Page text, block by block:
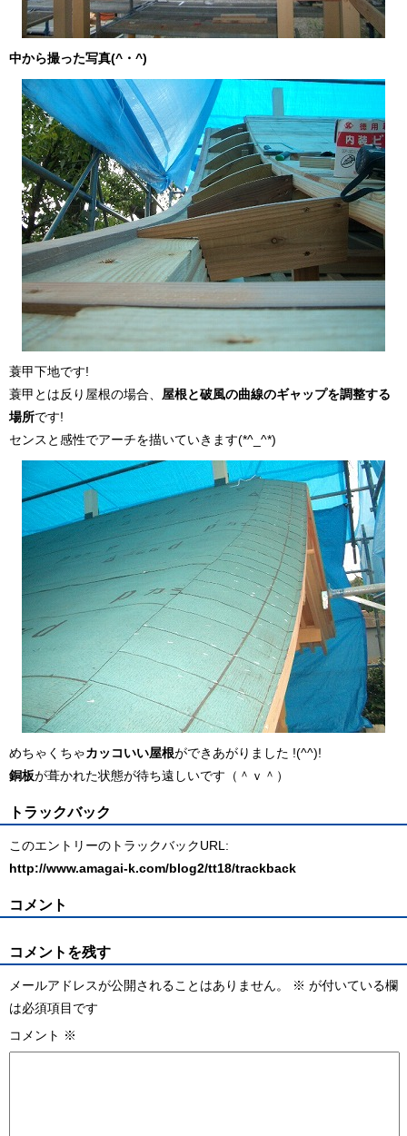
中から撮った写真(^・^)
蓑甲下地です!
蓑甲とは反り屋根の場合、 屋根と破風の曲線のギャップを調整する
場所です!
センスと感性でアーチを描いていきます(*^_^*)
めちゃくちゃカッコいい屋根ができあがりました !(^^)!
銅板が葺かれた状態が待ち遠しいです（＾ｖ＾）
トラックバック
このエントリーのトラックバックURL:
http://www.amagai-k.com/blog2/tt18/trackback
コメント
コメントを残す
メールアドレスが公開されることはありません。 ※ が付いている欄
は必須項目です
コメント ※